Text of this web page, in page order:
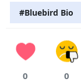
#Bluebird Bio
0 0